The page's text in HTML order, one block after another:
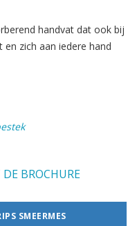
handvat dat ook bij
zich aan iedere hand
BROCHURE
SMEERMES